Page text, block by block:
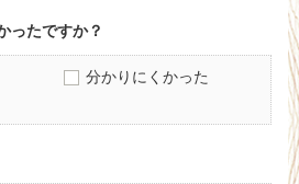
ったですか？
分かりにくかった